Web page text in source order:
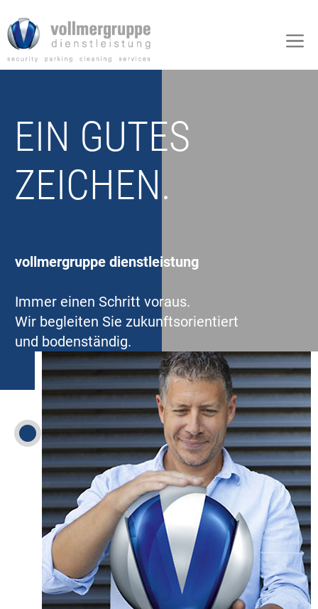
Inhalt
springen
EIN GUTES
ZEICHEN.
vollmergruppe dienstleistung
Immer einen Schritt voraus.
Wir begleiten Sie zukunftsorientiert
und bodenständig.